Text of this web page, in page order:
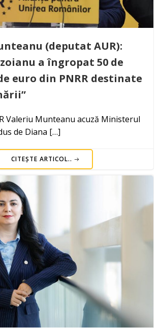
(deputat AUR):
a îngropat 50 de
euro din PNRR destinate
Valeriu Munteanu acuză Ministerul
de Diana […]
CITEȘTE ARTICOL..